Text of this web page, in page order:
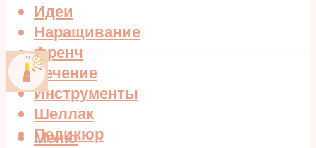
Идеи
Наращивание
Френч
Лечение
Инструменты
Шеллак
Педикюр
Меню